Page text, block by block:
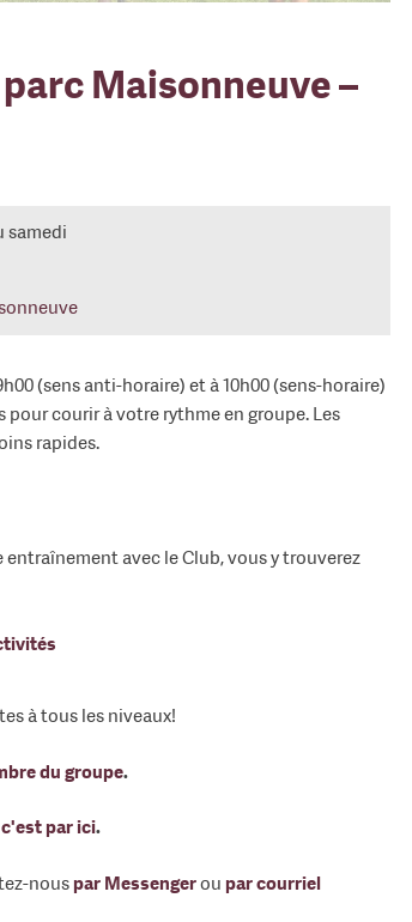
Maisonneuve –
samedi
(sens anti-horaire) et à 10h00 (sens-horaire)
courir à votre rythme en groupe. Les
rapides.
avec le Club, vous y trouverez
à tous les niveaux!
du groupe.
par ici.
nous par Messengerou par courriel